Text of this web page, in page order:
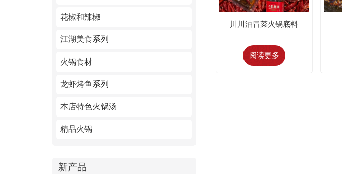
花椒和辣椒
江湖美食系列
火锅食材
龙虾烤鱼系列
本店特色火锅汤
精品火锅
新产品
川川油冒菜火锅底料
阅读更多